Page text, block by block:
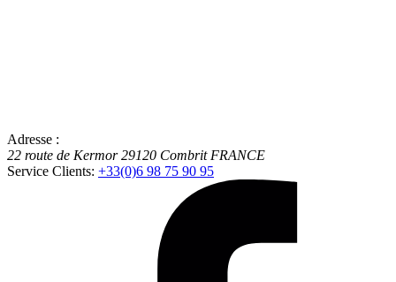
Adresse :
22 route de Kermor 29120 Combrit FRANCE
Service Clients: +33(0)6 98 75 90 95